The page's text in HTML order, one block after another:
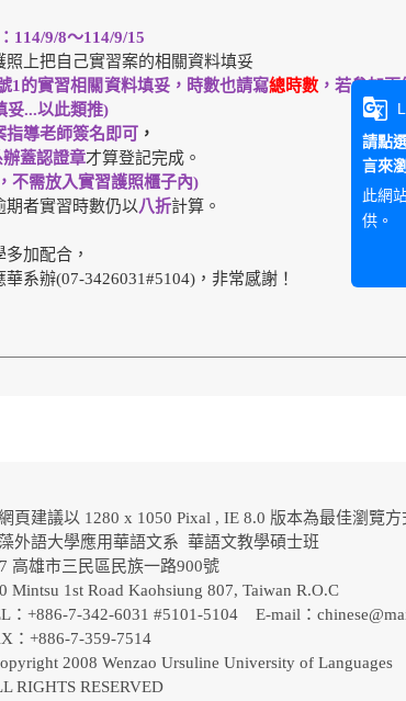
114/9/8～114/9/15
照上把自己實習案的相關資料填妥
1的實習相關資料填妥，時數也請寫總時數 ，若參加
妥...以此類推)
指導老師簽名即可
，
蓋認證章才算登記完成。
不需放入實習護照櫃子內)
期者實習時數仍以八折計算。
加配合，
系辦(07-3426031#5104)，非常感謝！
頁建議以 1280 x 1050 Pixal , IE 8.0 版本為最佳瀏覽方
外語大學應用華語文系 華語文教學碩士班
高雄市三民區民族一路900號
Mintsu 1st Road Kaohsiung 807, Taiwan R.O.C
：+886-7-342-6031 #5101-5104 E-mail：
：+886-7-359-7514
2008 Wenzao Ursuline University of Languages
RIGHTS RESERVED
g_translate
請點
言來
此網
供。